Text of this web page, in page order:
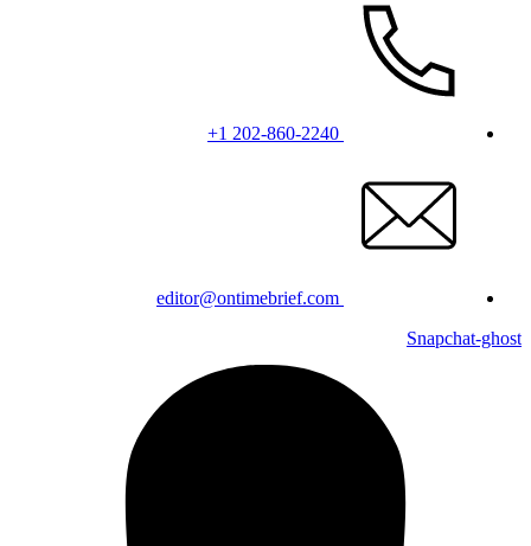
+1 202-860-2240
editor@ontimebrief.com
Snapchat-ghost